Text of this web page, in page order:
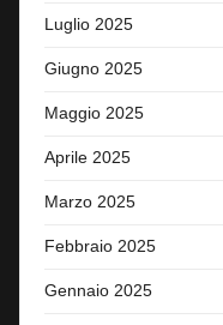
Luglio 2025
Giugno 2025
Maggio 2025
Aprile 2025
Marzo 2025
Febbraio 2025
Gennaio 2025